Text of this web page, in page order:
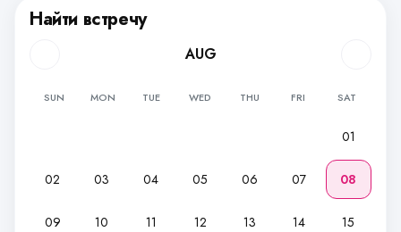
Найти встречу
AUG
SUN MON TUE WED THU FRI SAT
01
02 03 04 05 06 07 08
09 10 11 12 13 14 15